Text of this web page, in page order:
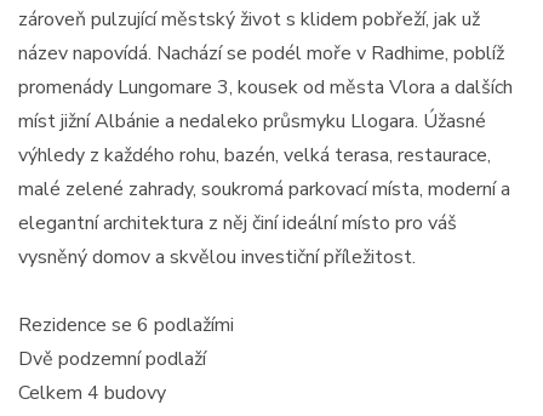
zároveň pulzující městský život s klidem pobřeží, jak už
název napovídá. Nachází se podél moře v Radhime, poblíž
promenády Lungomare 3, kousek od města Vlora a dalších
míst jižní Albánie a nedaleko průsmyku Llogara. Úžasné
výhledy z každého rohu, bazén, velká terasa, restaurace,
malé zelené zahrady, soukromá parkovací místa, moderní a
elegantní architektura z něj činí ideální místo pro váš
vysněný domov a skvělou investiční příležitost.
Rezidence se 6 podlažími
Dvě podzemní podlaží
Celkem 4 budovy